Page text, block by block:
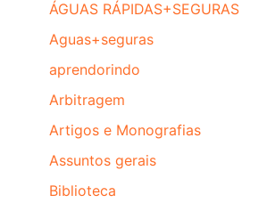
ÁGUAS RÁPIDAS+SEGURAS
Aguas+seguras
aprendorindo
Arbitragem
Artigos e Monografias
Assuntos gerais
Biblioteca